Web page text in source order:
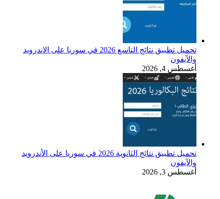
تحميل تطبيق نتائج التاسع 2026 في سوريا على الاندرويد
والآيفون
أغسطس 4, 2026
تحميل تطبيق نتائج الثانوية 2026 في سوريا على الأندرويد
والآيفون
أغسطس 3, 2026